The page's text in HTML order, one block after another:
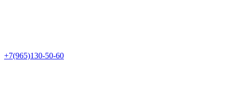
+7(965)130-50-60